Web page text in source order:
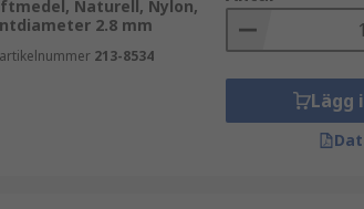
monteringsmetod och material. Rätt
Naturell, Nylon,
2.8 mm
artikelnummer 213-8534
Lägg